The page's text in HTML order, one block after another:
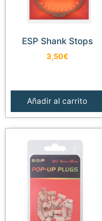
ESP Shank Stops
3,50€
Añadir al carrito